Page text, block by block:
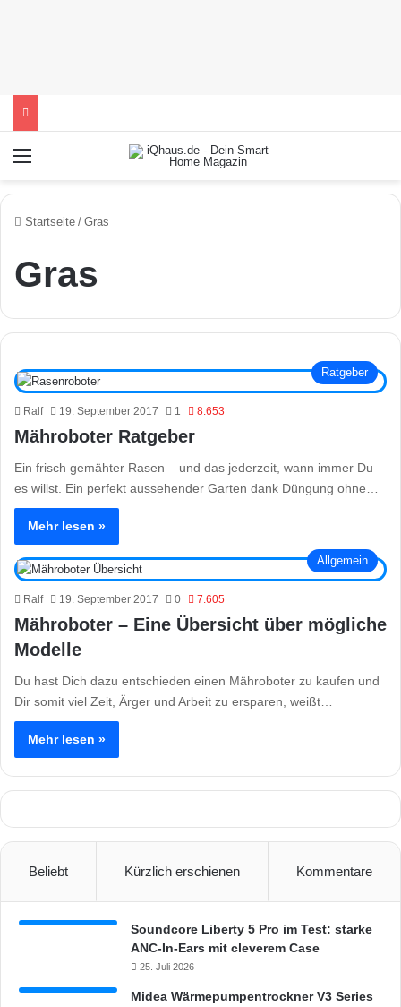
Startseite / Gras
Gras
Ratgeber
Ralf 19. September 2017 1 8.653
Mähroboter Ratgeber
Ein frisch gemähter Rasen – und das jederzeit, wann immer Du
es willst. Ein perfekt aussehender Garten dank Düngung ohne…
Mehr lesen »
Allgemein
Ralf 19. September 2017 0 7.605
Mähroboter – Eine Übersicht über mögliche
Modelle
Du hast Dich dazu entschieden einen Mähroboter zu kaufen und
Dir somit viel Zeit, Ärger und Arbeit zu ersparen, weißt…
Mehr lesen »
Beliebt Kürzlich erschienen Kommentare
Soundcore Liberty 5 Pro im Test: starke
ANC-In-Ears mit cleverem Case
25. Juli 2026
Midea Wärmepumpentrockner V3 Series